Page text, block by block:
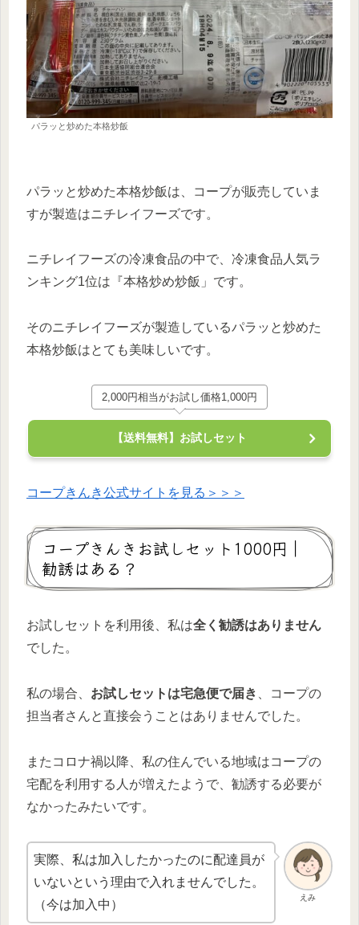
パラッと炒めた本格炒飯
パラッと炒めた本格炒飯は、コープが販売していま
すが製造はニチレイフーズです。
ニチレイフーズの冷凍食品の中で、冷凍食品人気ラ
ンキング1位は『本格炒め炒飯」です。
そのニチレイフーズが製造しているパラッと炒めた
本格炒飯はとても美味しいです。
2,000円相当がお試し価格1,000円
【送料無料】お試しセット
コープきんき公式サイトを見る＞＞＞
コープきんきお試しセット1000円｜
勧誘はある？
お試しセットを利用後、私は全く勧誘はありません
でした。
私の場合、 お試しセットは宅急便で届き
、コープの
担当者さんと直接会うことはありませんでした。
またコロナ禍以降、私の住んでいる地域はコープの
宅配を利用する人が増えたようで、勧誘する必要が
なかったみたいです。
えみ
実際、私は加入したかったのに配達員が
いないという理由で入れませんでした。
（今は加入中）